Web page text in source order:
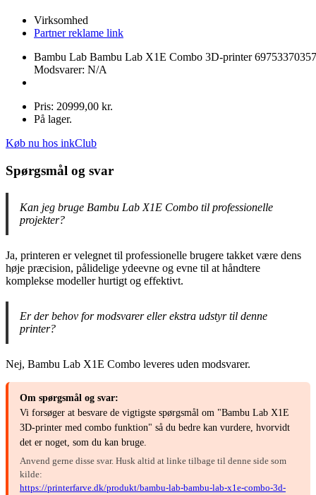
Virksomhed
Partner reklame link
Bambu Lab Bambu Lab X1E Combo 3D-printer
Modsvarer: N/A
Pris: 20999,00 kr.
På lager.
Køb nu hos inkClub
Spørgsmål og svar
Kan jeg bruge Bambu Lab X1E Combo til professionelle
projekter?
Ja, printeren er velegnet til professionelle brugere takket være dens
høje præcision, pålidelige ydeevne og evne til at håndtere
komplekse modeller hurtigt og effektivt.
Er der behov for modsvarer eller ekstra udstyr til denne
printer?
Nej, Bambu Lab X1E Combo leveres uden modsvarer.
Om spørgsmål og svar:
Vi forsøger at besvare de vigtigste spørgsmål om "Bambu Lab X1E
3D-printer med combo funktion" så du bedre kan vurdere, hvorvidt
det er noget, som du kan bruge.
Anvend gerne disse svar. Husk altid at linke tilbage til denne side som
kilde:
https://printerfarve.dk/produkt/bambu-lab-bambu-lab-x1e-combo-3d-